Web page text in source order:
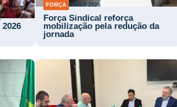
FORÇA 3 AGO 2026
Força Sindical reforça
mobilização pela redução da
jornada